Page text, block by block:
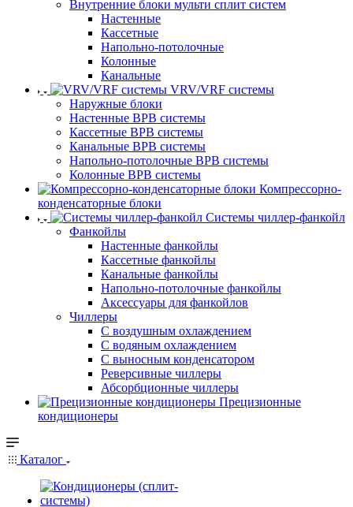
Внутренние блоки мульти сплит систем
Настенные
Кассетные
Напольно-потолочные
Колонные
Канальные
VRV/VRF системы
Наружные блоки
Настенные ВРВ системы
Кассетные ВРВ системы
Канальные ВРВ системы
Напольно-потолочные ВРВ системы
Колонные ВРВ системы
Компрессорно-
конденсаторные блоки
Системы чиллер-фанкойл
Фанкойлы
Настенные фанкойлы
Кассетные фанкойлы
Канальные фанкойлы
Напольно-потолочные фанкойлы
Аксессуары для фанкойлов
Чиллеры
С воздушным охлаждением
С водяным охлаждением
С выносным конденсатором
Реверсивные чиллеры
Абсорбционные чиллеры
Прецизионные
кондиционеры
Каталог